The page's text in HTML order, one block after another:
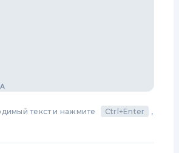
текст и нажмите Ctrl+Enter
,